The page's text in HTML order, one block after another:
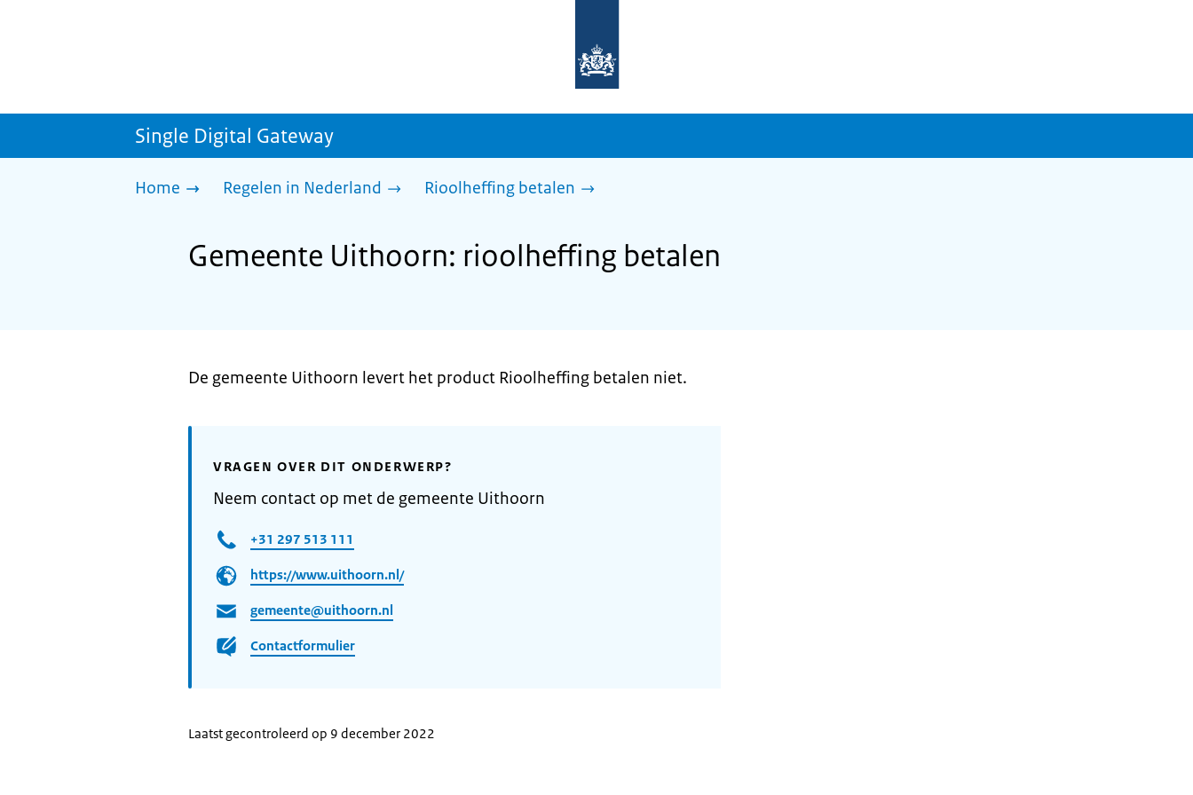
homepage
sdg.rijksoverheid.nl
Single Digital Gateway
Home Regelen in Nederland Rioolheffing betalen
Gemeente Uithoorn: rioolheffing betalen
De gemeente Uithoorn levert het product Rioolheffing betalen niet.
VRAGEN OVER DIT ONDERWERP?
Neem contact op met de gemeente Uithoorn
+31 297 513 111
https://www.uithoorn.nl/
gemeente@uithoorn.nl
Contactformulier
Laatst gecontroleerd op 9 december 2022